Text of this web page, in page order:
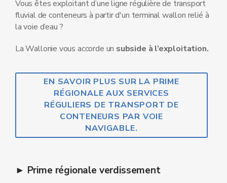
Vous êtes exploitant d’une ligne régulière de transport
fluvial de conteneurs à partir d'un terminal wallon relié à
la voie d’eau ?
La Wallonie vous accorde un subside à l’exploitation.
EN SAVOIR PLUS SUR LA PRIME
RÉGIONALE AUX SERVICES
RÉGULIERS DE TRANSPORT DE
CONTENEURS PAR VOIE
NAVIGABLE.
► Prime régionale verdissement